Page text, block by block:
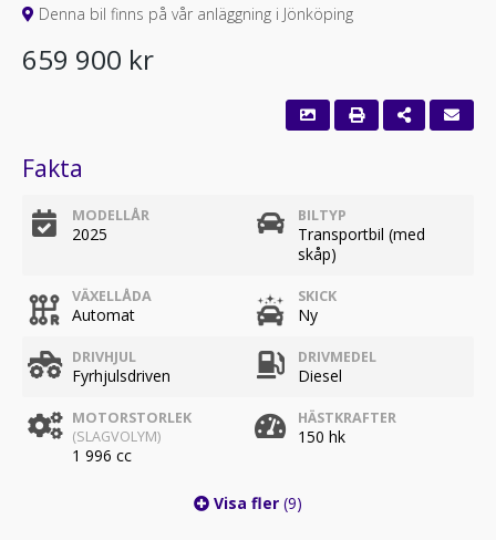
Denna bil finns på vår anläggning i Jönköping
659 900 kr
Fakta
MODELLÅR
2025
BILTYP
Transportbil (med
skåp)
VÄXELLÅDA
Automat
SKICK
Ny
DRIVHJUL
Fyrhjulsdriven
DRIVMEDEL
Diesel
MOTORSTORLEK
(SLAGVOLYM)
1 996 cc
HÄSTKRAFTER
150 hk
Visa fler (9)